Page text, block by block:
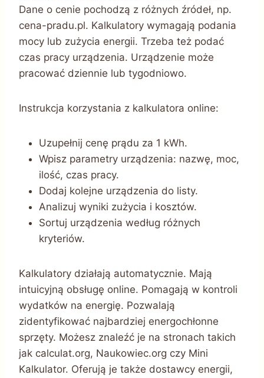
Dane o cenie pochodzą z różnych źródeł, np.
cena-pradu.pl. Kalkulatory wymagają podania
mocy lub zużycia energii. Trzeba też podać
czas pracy urządzenia. Urządzenie może
pracować dziennie lub tygodniowo.
Instrukcja korzystania z kalkulatora online:
Uzupełnij cenę prądu za 1 kWh.
Wpisz parametry urządzenia: nazwę, moc,
ilość, czas pracy.
Dodaj kolejne urządzenia do listy.
Analizuj wyniki zużycia i kosztów.
Sortuj urządzenia według różnych
kryteriów.
Kalkulatory działają automatycznie. Mają
intuicyjną obsługę online. Pomagają w kontroli
wydatków na energię. Pozwalają
zidentyfikować najbardziej energochłonne
sprzęty. Możesz znaleźć je na stronach takich
jak calculat.org, Naukowiec.org czy Mini
Kalkulator. Oferują je także dostawcy energii,